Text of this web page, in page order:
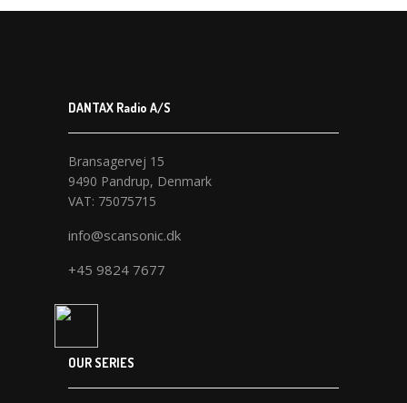
DANTAX Radio A/S
Bransagervej 15
9490 Pandrup, Denmark
VAT: 75075715
info@scansonic.dk
+45 9824 7677
OUR SERIES